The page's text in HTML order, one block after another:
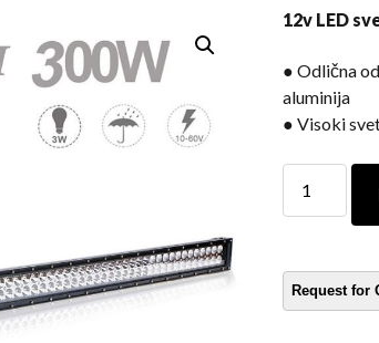
12v LED
● Odlična
aluminija
● Visoki
LED
svetlobna
količina